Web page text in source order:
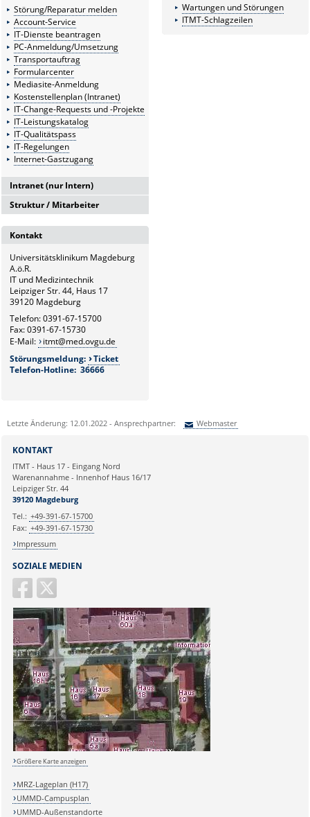
Wartungen und Störungen
ITMT-Schlagzeilen
Störung/Reparatur melden
Account-Service
IT-Dienste beantragen
PC-Anmeldung/Umsetzung
Transportauftrag
Formularcenter
Mediasite-Anmeldung
Kostenstellenplan (Intranet)
IT-Change-Requests und -Projekte
IT-Leistungskatalog
IT-Qualitätspass
IT-Regelungen
Internet-Gastzugang
Intranet (nur Intern)
Intranetserver
Struktur / Mitarbeiter
G6
G6.1
Medizintechnik
G6.2
Hardware- und Service-
Management
Netzwerk und Kommunikation
Klinische und
Applikationen
Kontakt
Universitätsklinikum Magdeburg
A.ö.R.
IT und Medizintechnik
Leipziger Str. 44, Haus 17
39120 Magdeburg
Telefon: 0391-67-15700
Fax: 0391-67-15730
E-Mail:
itmt@med.ovgu.de
Störungsmeldung:
Ticket
Telefon-Hotline: 36666
Letzte Änderung: 12.01.2022 - Ansprechpartner: Webmaster
Ihre E-Mailadresse:
Ihr Anliegen:
Sicherheitsabfrage:
SOZIALE MEDIEN
KONTAKT
ITMT - Haus 17 - Eingang Nord
Warenannahme - Innenhof Haus 16/17
Leipziger Str. 44
39120 Magdeburg
Tel.: +49-391-67-15700
Fax: +49-391-67-15730
Impressum
Größere Karte anzeigen
MRZ-Lageplan (H17)
UMMD-Campusplan
UMMD-Außenstandorte